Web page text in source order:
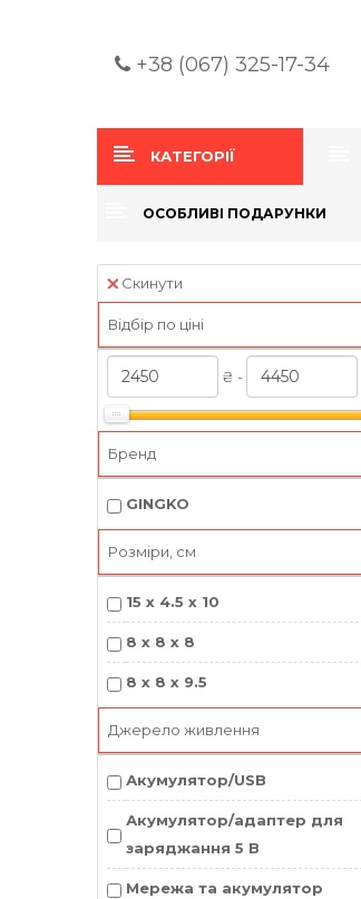
+38 (067) 325-17-34
КАТЕГОРІЇ
ОСОБЛИВІ ПОДАРУНКИ
Скинути
Відбір по ціні
₴ -
Бренд
GINGKO
Розміри, см
15 х 4.5 х 10
8 х 8 х 8
8 х 8 х 9.5
Джерело живлення
Акумулятор/USB
Акумулятор/адаптер для
заряджання 5 В
Мережа та акумулятор